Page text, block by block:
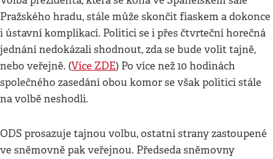
Pražského hradu, stále může skončit fiaskem a dokonce
i ústavní komplikací. Politici se i přes čtvrteční horečná
jednání nedokázali shodnout, zda se bude volit tajně,
nebo veřejně. (Více ZDE) Po více než 10 hodinách
společného zasedání obou komor se však politici stále
na volbě neshodli.
ODS prosazuje tajnou volbu, ostatní strany zastoupené
ve sněmovně pak veřejnou. Předseda sněmovny